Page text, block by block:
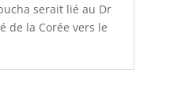
serait lié au Dr
de la Corée vers le